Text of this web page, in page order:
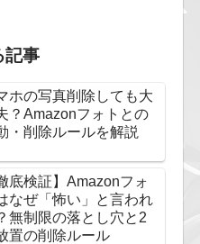
記事
ホの写真削除しても大
？Amazonフォトとの
・削除ルールを解説
底検証】Amazonフォ
なぜ「怖い」と言われ
無制限の落とし穴と2
置の削除ルール